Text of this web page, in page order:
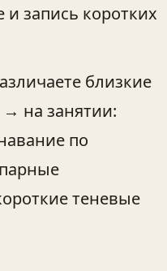
запись коротких
близкие
на занятии:
по
теневые